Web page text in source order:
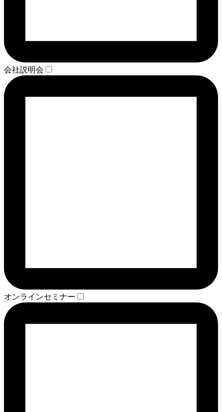
会社説明会
オンラインセミナー